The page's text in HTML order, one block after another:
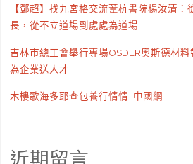
【鄧超】找九宮格交流葦杭書院楊汝清：
長，從不立道場到處處為道場
吉林市總工會舉行專場OSDER奧斯德材
為企業送人才
木樓歌海多耶查包養行情情_中國網